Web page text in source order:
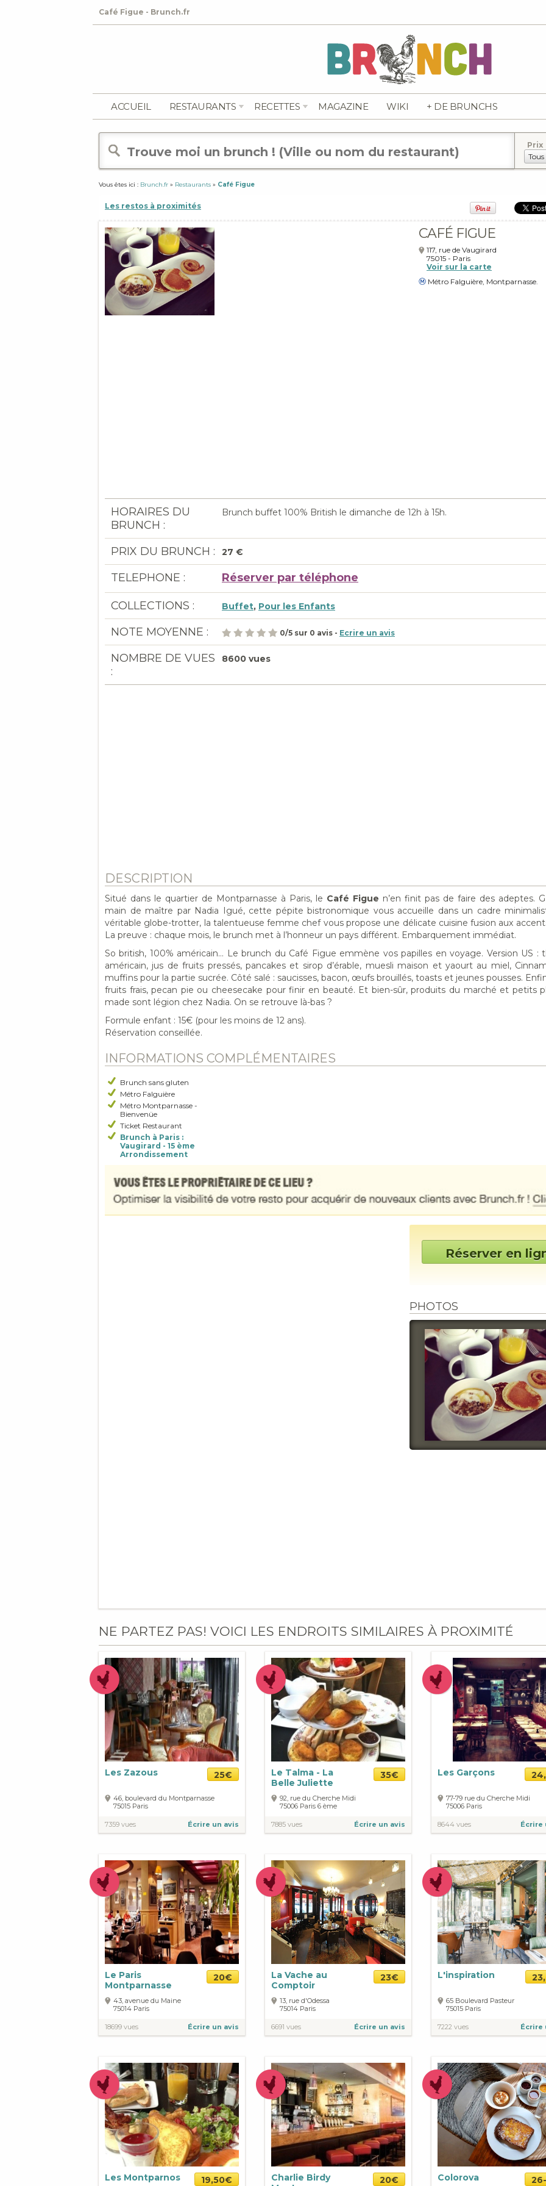
Café Figue - Brunch.fr
ACCUEIL RESTAURANTS RECETTES MAGAZINE WIKI + DE BRUNCHS
Prix
Vous êtes ici : Brunch.fr » Restaurants » Café Figue
Les restos à proximités
CAFÉ FIGUE
117, rue de Vaugirard
75015 - Paris
Voir sur la carte
Métro Falguière, Montparnasse.
HORAIRES DU
BRUNCH :
Brunch buffet 100% British le dimanche de 12h à 15h.
PRIX DU BRUNCH : 27 €
TELEPHONE : Réserver par téléphone
COLLECTIONS : Buffet, Pour les Enfants
NOTE MOYENNE : 0/5 sur 0 avis - Ecrire un avis
NOMBRE DE VUES
:
8600 vues
DESCRIPTION
Situé dans le quartier de Montparnasse à Paris, le Café Figue n’en finit pas de faire des adeptes.
main de maître par Nadia Igué, cette pépite bistronomique vous accueille dans un cadre
véritable globe-trotter, la talentueuse femme chef vous propose une délicate cuisine fusion aux
La preuve : chaque mois, le brunch met à l’honneur un pays différent. Embarquement immédiat.
So british, 100% américain… Le brunch du Café Figue emmène vos papilles en voyage. Version US :
américain, jus de fruits pressés, pancakes et sirop d’érable, muesli maison et yaourt au miel,
muffins pour la partie sucrée. Côté salé : saucisses, bacon, œufs brouillés, toasts et jeunes pousses.
fruits frais, pecan pie ou cheesecake pour finir en beauté. Et bien-sûr, produits du marché et petits
made sont légion chez Nadia. On se retrouve là-bas ?
Formule enfant : 15€ (pour les moins de 12 ans).
Réservation conseillée.
INFORMATIONS COMPLÉMENTAIRES
Brunch sans gluten
Métro Falguière
Métro Montparnasse -
Bienvenüe
Ticket Restaurant
Brunch à Paris :
Vaugirard - 15 ème
Arrondissement
Réserver en
PHOTOS
NE PARTEZ PAS! VOICI LES ENDROITS SIMILAIRES À PROXIMITÉ
Les Zazous 25€
46, boulevard du Montparnasse
75015 Paris
7359 vues Écrire un avis
Le Talma - La
Belle Juliette
35€
92, rue du Cherche Midi
75006 Paris 6 ème
7885 vues Écrire un avis
Les Garçons
77-79 rue du Cherche Midi
75006 Paris
8644 vues Écrire
Le Paris
Montparnasse
20€
43, avenue du Maine
75014 Paris
18699 vues Écrire un avis
La Vache au
Comptoir
23€
13, rue d'Odessa
75014 Paris
6691 vues Écrire un avis
L'inspiration
65 Boulevard Pasteur
75015 Paris
7222 vues Écrire
Les Montparnos 19,50€
Charlie Birdy
20€ Colorova